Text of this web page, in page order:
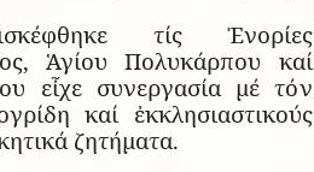
τίς Ἐνορίες
Ἁγίου Πολυκάρπου καί
εἶχε συνεργασία μέ τόν
καί ἐκκλησιαστικούς
ζητήματα.